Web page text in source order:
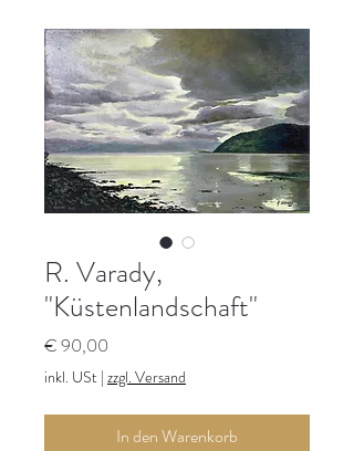
R. Varady,
"Küstenlandschaft"
€ 90,00
inkl. USt | zzgl. Versand
In den Warenkorb